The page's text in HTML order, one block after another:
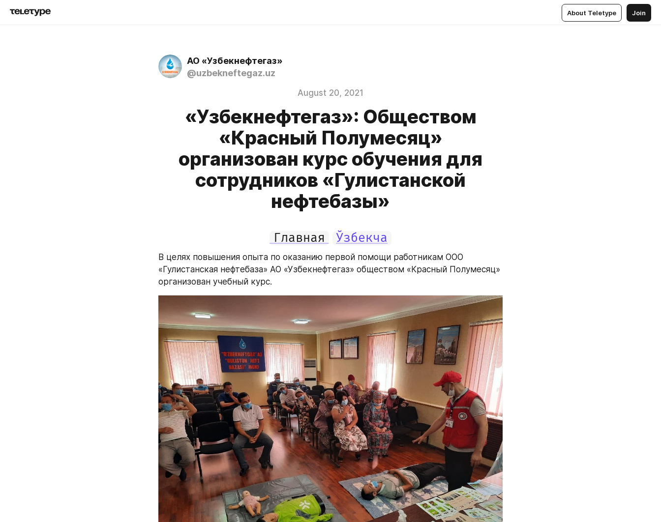
About Teletype Join
АО «Узбекнефтегаз»
@uzbekneftegaz.uz
August 20, 2021
«Узбекнефтегаз»: Обществом
«Красный Полумесяц»
организован курс обучения для
сотрудников «Гулистанской
нефтебазы»
Главная Ўзбекча
В целях повышения опыта по оказанию первой помощи работникам ООО
«Гулистанская нефтебаза» АО «Узбекнефтегаз» обществом «Красный Полумесяц»
организован учебный курс.